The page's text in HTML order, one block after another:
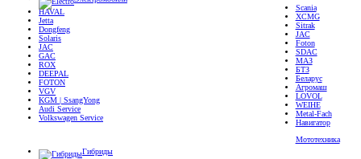
HAVAL
Jetta
Dongfeng
Solaris
JAC
GAC
ROX
DEEPAL
FOTON
VGV
KGM | SsangYong
Audi Service
Volkswagen Service
Гибриды
Scania
XCMG
Sitrak
JAC
Foton
SDAC
МАЗ
БТЗ
Беларус
Агромаш
LOVOL
WEIHE
Metal-Fach
Навигатор
Мототехника